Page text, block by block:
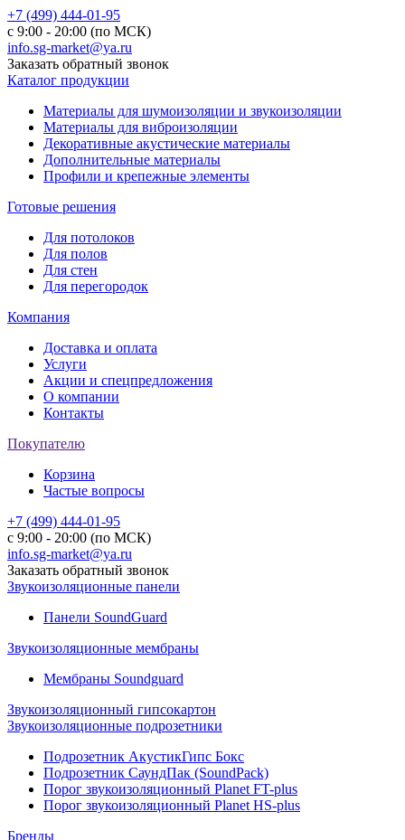
+7 (499) 444-01-95
с 9:00 - 20:00 (по МСК)
info.sg-market@ya.ru
Заказать обратный звонок
Каталог продукции
Материалы для шумоизоляции и звукоизоляции
Материалы для виброизоляции
Декоративные акустические материалы
Дополнительные материалы
Профили и крепежные элементы
Готовые решения
Для потолоков
Для полов
Для стен
Для перегородок
Компания
Доставка и оплата
Услуги
Акции и спецпредложения
О компании
Контакты
Покупателю
Корзина
Частые вопросы
+7 (499) 444-01-95
с 9:00 - 20:00 (по МСК)
info.sg-market@ya.ru
Заказать обратный звонок
Звукоизоляционные панели
Панели SoundGuard
Звукоизоляционные мембраны
Мембраны Soundguard
Звукоизоляционный гипсокартон
Звукоизоляционные подрозетники
Подрозетник АкустикГипс Бокс
Подрозетник СаундПак (SoundPack)
Порог звукоизоляционный Planet FT-plus
Порог звукоизоляционный Planet HS-plus
Бренды